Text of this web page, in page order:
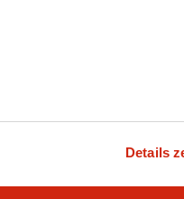
Details
Relays